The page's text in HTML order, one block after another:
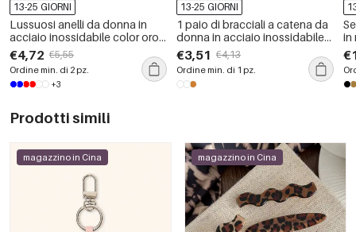
13-25 GIORNI
Lussuosi anelli da donna in
acciaio inossidabile color oro,
dalla forma geometrica e dai
colori misti, impermeabili e con
pietre preziose.
€4,72 €5,55
Ordine min. di 2 pz.
+3
13-25 GIORNI
1 paio di bracciali a catena da
donna in acciaio inossidabile
color oro, eleganti e semplici,
impermeabili
€3,51 €4,13
Ordine min. di 1 pz.
in
Prodotti simili
magazzino in Cina magazzino in Cina